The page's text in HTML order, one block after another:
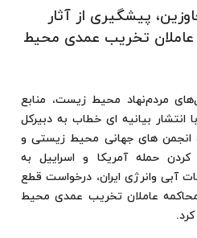
پیشگیری از آثار
تخریب عمدی محیط
مردم‌نهاد محیط زیست، منابع
انتشار بیانیه ای خطاب به دبیرکل
انجمن های جهانی محیط زیستی و
حمله آمریکا و اسراییل به
آبی وانرژی ایران، درخواست قطع
عاملان تخریب عمدی محیط